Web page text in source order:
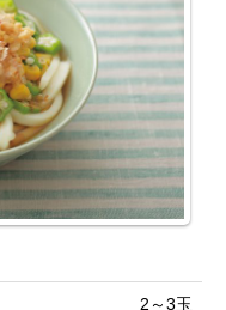
2～3玉